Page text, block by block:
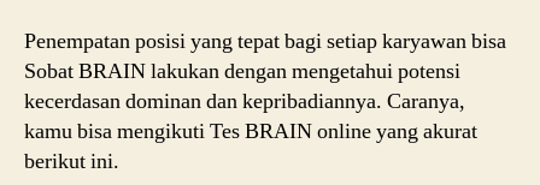
Penempatan posisi yang tepat bagi setiap karyawan bisa
Sobat BRAIN lakukan dengan mengetahui potensi
kecerdasan dominan dan kepribadiannya. Caranya,
kamu bisa mengikuti Tes BRAIN online yang akurat
berikut ini.